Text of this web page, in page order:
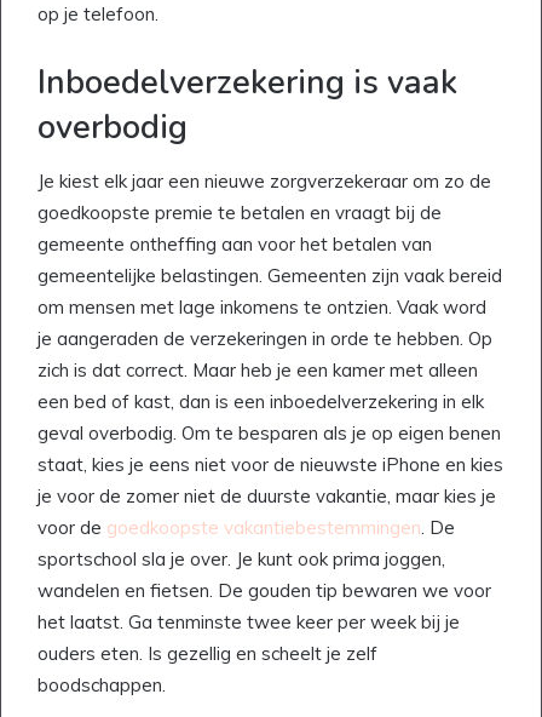
op je telefoon.
Inboedelverzekering is vaak
overbodig
Je kiest elk jaar een nieuwe zorgverzekeraar om zo de
goedkoopste premie te betalen en vraagt bij de
gemeente ontheffing aan voor het betalen van
gemeentelijke belastingen. Gemeenten zijn vaak bereid
om mensen met lage inkomens te ontzien. Vaak word
je aangeraden de verzekeringen in orde te hebben. Op
zich is dat correct. Maar heb je een kamer met alleen
een bed of kast, dan is een inboedelverzekering in elk
geval overbodig. Om te besparen als je op eigen benen
staat, kies je eens niet voor de nieuwste iPhone en kies
je voor de zomer niet de duurste vakantie, maar kies je
voor de goedkoopste vakantiebestemmingen. De
sportschool sla je over. Je kunt ook prima joggen,
wandelen en fietsen. De gouden tip bewaren we voor
het laatst. Ga tenminste twee keer per week bij je
ouders eten. Is gezellig en scheelt je zelf
boodschappen.